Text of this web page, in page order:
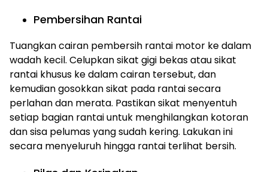
Pembersihan Rantai
Tuangkan cairan pembersih rantai motor ke dalam
wadah kecil. Celupkan sikat gigi bekas atau sikat
rantai khusus ke dalam cairan tersebut, dan
kemudian gosokkan sikat pada rantai secara
perlahan dan merata. Pastikan sikat menyentuh
setiap bagian rantai untuk menghilangkan kotoran
dan sisa pelumas yang sudah kering. Lakukan ini
secara menyeluruh hingga rantai terlihat bersih.